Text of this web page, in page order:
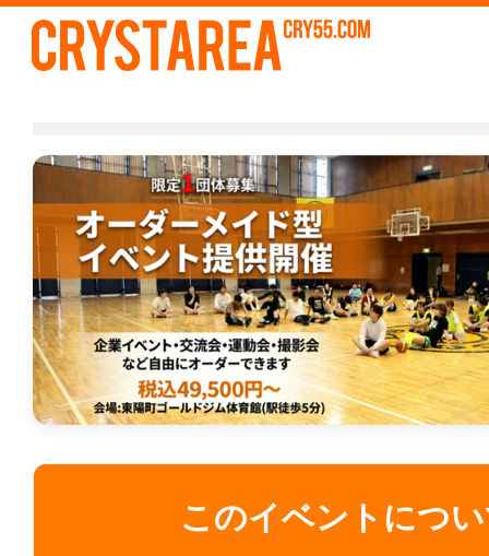
【限定1団体募集】49,500円～
ド型イベント開催
このイベントにつ